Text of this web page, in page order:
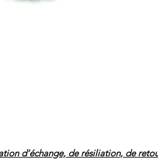
d’échange, de résiliation, de